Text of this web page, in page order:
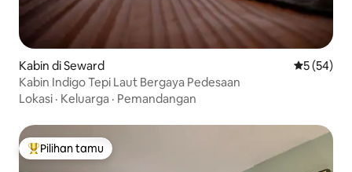
Kabin di Seward Nilai rata-
5 (54)
Kabin Indigo Tepi Laut Bergaya Pedesaan
Lokasi · Keluarga · Pemandangan
Pilihan tamu terpopuler
Pilihan tamu